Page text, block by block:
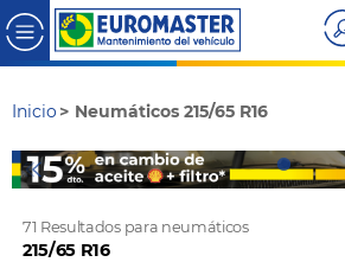
Inicio Neumáticos 215/65 R16
71 Resultados para neumáticos
215/65 R16